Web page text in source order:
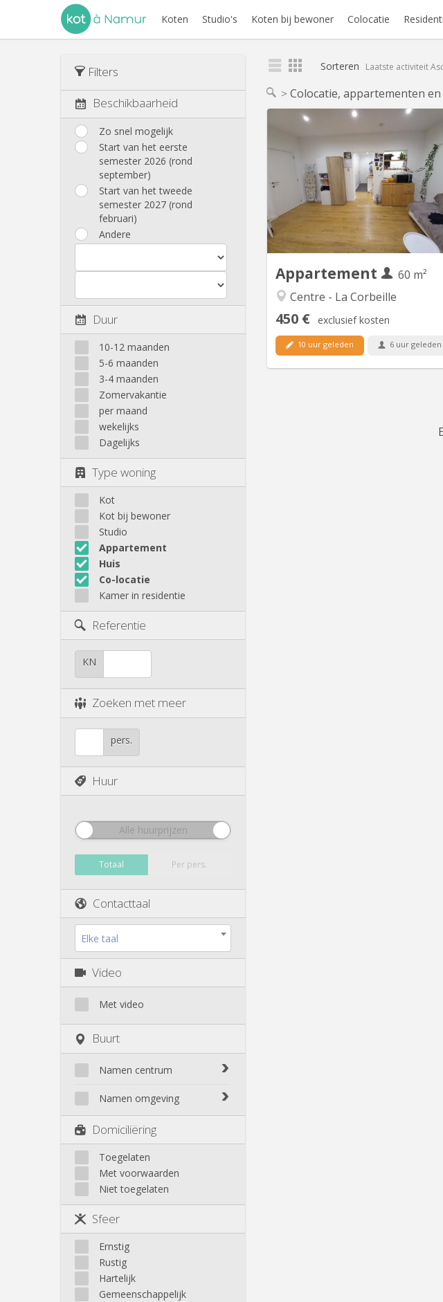
Koten Studio's Koten bij bewoner Colocatie
Filters
Beschikbaarheid
Zo snel mogelijk
Start van het eerste
semester 2026 (rond
september)
Start van het tweede
semester 2027 (rond
februari)
Andere
Duur
10-12 maanden
5-6 maanden
3-4 maanden
Zomervakantie
per maand
wekelijks
Dagelijks
Type woning
Kot
Kot bij bewoner
Studio
Appartement
Huis
Co-locatie
Kamer in residentie
Referentie
KN
Zoeken met meer
pers.
Huur
Alle huurprijzen
Totaal Per pers.
Contacttaal
Elke taal
Video
Met video
Buurt
Namen centrum
Bomel-Heuvy
Citadelle / La Plante
Herbatte / Moulin à vent
Jambes
Salzinnes / Bas prés
Sources / St Servais / Trois
Namen omgeving
Champion
Flawinne
Malonne
Montagne
Velaine
Andere
Domiciliëring
Toegelaten
Met voorwaarden
Niet toegelaten
Sfeer
Ernstig
Rustig
Hartelijk
Gemeenschappelijk
Sorteren Laatste activiteit
Colocatie, appartementen
Appartement
60 m²
Centre - La Corbeille
450 € exclusief kosten
10 uur geleden 6 uur geleden
RECHERCHE UN. E
C’est un appartement 8 pièces:
chambres, avec un grand salon- salle
manger, une cuisine équipée, un
une salle de bain et un débarras. Il
pas entièrement meublé mais il y
nécessaire : table et chaises
salon ; lit, bureau et garde-robe